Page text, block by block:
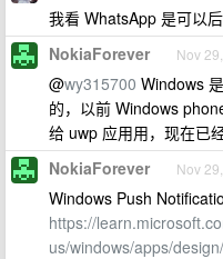
我看 WhatsApp 是可以
NokiaForever Nov
@wy315700 Windows
的，以前 Windows
给 uwp 应用用，现在已
NokiaForever Nov
Windows Push
https://
us/windows/apps/